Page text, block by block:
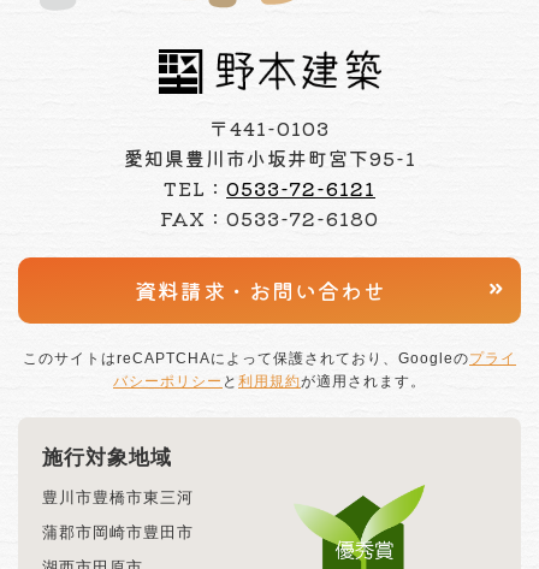
〒441-0103
愛知県豊川市小坂井町宮下95-1
TEL： 0533-72-6121
FAX：0533-72-6180
資料請求・ お問い合わせ
このサイトはreCAPTCHAによって保護されており、Googleのプライ
バシーポリシー と 利用規約が適用されます。
施行対象地域
豊川市豊橋市東三河
蒲郡市 岡崎市豊田市